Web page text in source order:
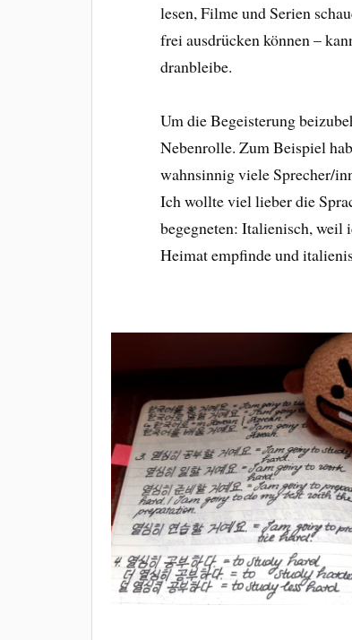
lesen, Filme und Serien
frei ausdrücken können –
dranbleibe.
Um die Begeisterung
Nebenrolle. Zum Beispiel
wahnsinnig viele Sprecher/
Ich wollte viel lieber die
begegneten: Italienisch, weil
Heimat empfinde und